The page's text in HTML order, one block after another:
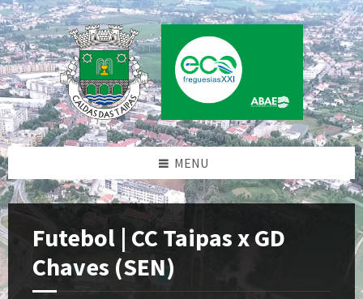
Skip
to
content
Skip
to
left
sidebar
Skip
to
footer
MENU
Futebol | CC Taipas x GD
Chaves (SEN)